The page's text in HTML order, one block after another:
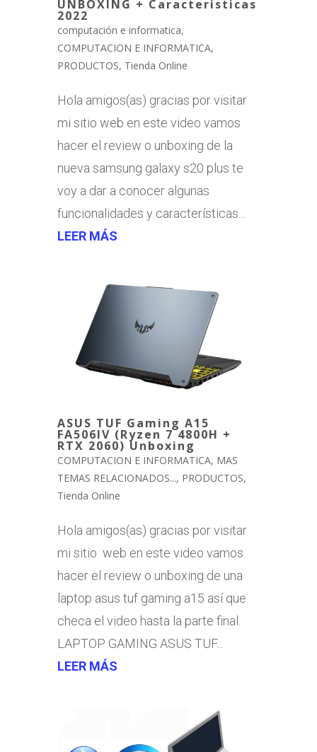
UNBOXING + Caracteristicas
2022
computación e informatica,
COMPUTACION E INFORMATICA,
PRODUCTOS, Tienda Online
Hola amigos(as) gracias por visitar
mi sitio web en este video vamos
hacer el review o unboxing de la
nueva samsung galaxy s20 plus te
voy a dar a conocer algunas
funcionalidades y características...
LEER MÁS
ASUS TUF Gaming A15
FA506IV (Ryzen 7 4800H +
RTX 2060) Unboxing
COMPUTACION E INFORMATICA, MAS
TEMAS RELACIONADOS..., PRODUCTOS,
Tienda Online
Hola amigos(as) gracias por visitar
mi sitio web en este video vamos
hacer el review o unboxing de una
laptop asus tuf gaming a15 así que
checa el video hasta la parte final.
LAPTOP GAMING ASUS TUF...
LEER MÁS